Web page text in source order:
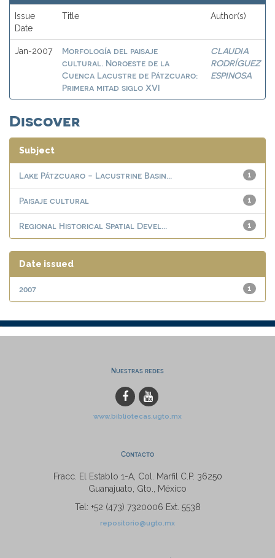
Issue
Date
Title Author(s)
Jan-2007
Morfología del paisaje
cultural. Noroeste de la
Cuenca Lacustre de Pátzcuaro:
Primera mitad siglo XVI
CLAUDIA
RODRÍGUEZ
ESPINOSA
Discover
Subject
1
Lake Pátzcuaro - Lacustrine Basin...
1
Paisaje cultural
1
Regional Historical Spatial Devel...
Date issued
1
2007
Nuestras redes
www.bibliotecas.ugto.mx
Contacto
Fracc. El Establo 1-A, Col. Marfil C.P. 36250
Guanajuato, Gto., México
Tel: +52 (473) 7320006 Ext. 5538
repositorio@ugto.mx